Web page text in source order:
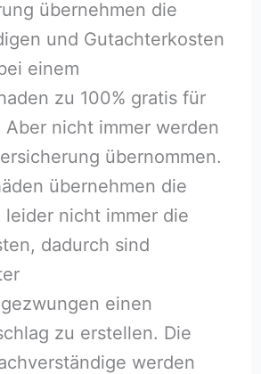
übernehmen die
und Gutachterkosten
einem
zu 100% gratis für
Aber nicht immer werden
übernommen.
übernehmen die
leider nicht immer die
dadurch sind
einen
zu erstellen. Die
werden